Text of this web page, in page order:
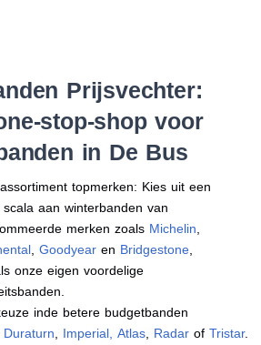
Prijsvechter:
stop-shop voor
in De Bus
topmerken: Kies uit een
scala aan winterbanden van
merken zoals Michelin
,Goodyear en Bridgestone
onze eigen voordelige
inde betere budgetbanden
Duraturn Imperial Atlas Radar ofTristar.